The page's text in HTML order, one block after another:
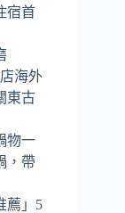
宿首
海外
東古
物一
，帶
薦」5